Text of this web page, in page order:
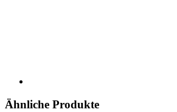
Ähnliche Produkte